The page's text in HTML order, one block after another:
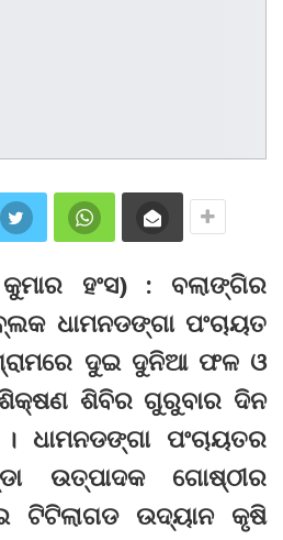
କୁମାର ହଂସ) : ବଲାଙ୍ଗିର
ଧାମନଡଙ୍ଗା ପଂଚାୟତ
ଦୁଇ ଦୁନିଆ ଫଳ ଓ
ଶିବିର ଗୁରୁବାର ଦିନ
ଧାମନଡଙ୍ଗା ପଂଚାୟତର
ଉତ୍ପାଦକ ଗୋଷ୍ଠୀର
ଟିଟିଲାଗଡ ଉଦ୍ୟାନ କୃଷି